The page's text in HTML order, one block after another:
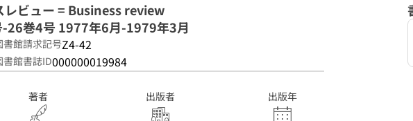
レビュー = Business review
26巻4号 1977年6月-1979年3月
書館請求記号Z4-42
書館書誌ID000000019984
著者 出版者 出版年